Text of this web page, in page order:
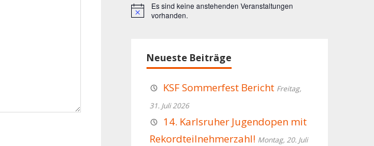
Hinweis
Es sind keine anstehenden Veranstaltungen
vorhanden.
Neueste Beiträge
KSF Sommerfest Bericht Freitag,
31. Juli 2026
14. Karlsruher Jugendopen mit
Rekordteilnehmerzahl! Montag, 20. Juli